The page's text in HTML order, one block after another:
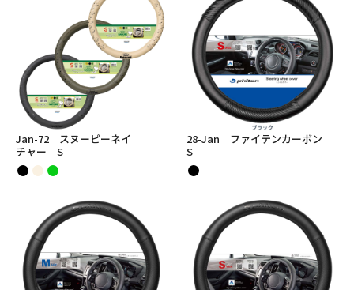
Jan-72 スヌーピーネイ
チャー S
28-Jan ファイテンカーボン
S